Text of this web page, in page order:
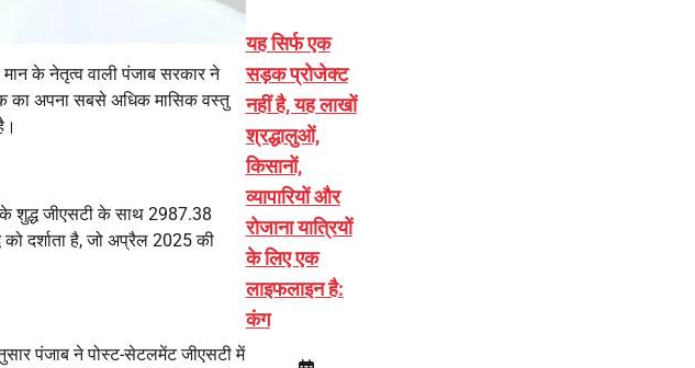
के नेतृत्व वाली पंजाब सरकार ने
का अपना सबसे अधिक मासिक वस्तु
के शुद्ध जीएसटी के साथ 2987.38
दर्शाता है, जो अप्रैल 2025 की
पंजाब ने पोस्ट-सेटलमेंट जीएसटी में
यह सिर्फ एक
सड़क प्रोजेक्ट
नहीं है, यह लाखों
श्रद्धालुओं,
किसानों,
व्यापारियों और
रोजाना यात्रियों
के लिए एक
लाइफलाइन है:
कंग